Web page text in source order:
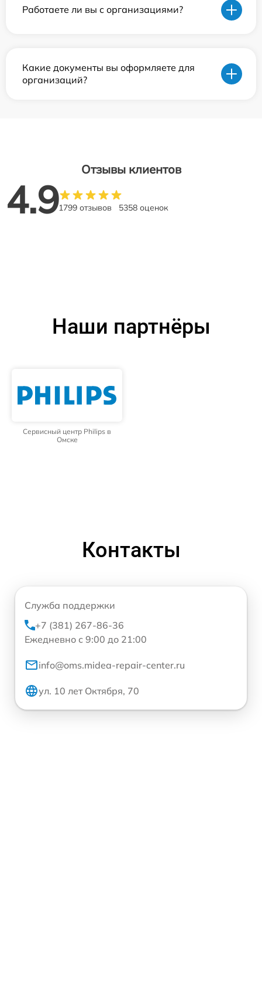
Работаете ли вы с организациями?
Какие документы вы оформляете для
организаций?
Отзывы клиентов
4.91799 отзывов 5358 оценок
Наши партнёры
Сервисный центр Philips в
Омске
Контакты
Служба поддержки
+7 (381) 267-86-36
Ежедневно с 9:00 до 21:00
info@oms.midea-repair-center.ru
ул. 10 лет Октября, 70